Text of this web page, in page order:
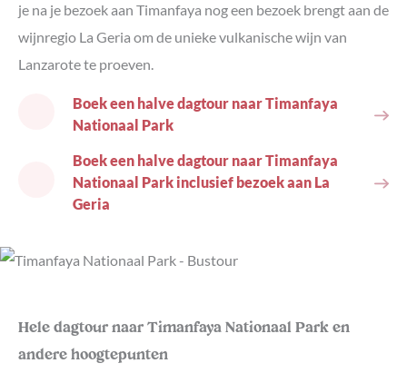
je na je bezoek aan Timanfaya nog een bezoek brengt aan de
wijnregio La Geria om de unieke vulkanische wijn van
Lanzarote te proeven.
Boek een halve dagtour naar Timanfaya
Nationaal Park
Boek een halve dagtour naar Timanfaya
Nationaal Park inclusief bezoek aan La
Geria
Hele dagtour naar Timanfaya Nationaal Park en
andere hoogtepunten